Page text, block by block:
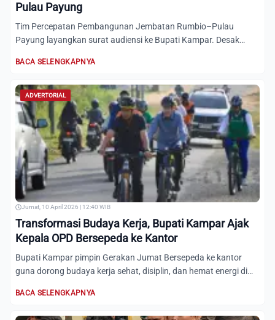
Pulau Payung
Tim Percepatan Pembangunan Jembatan Rumbio–Pulau
Payung layangkan surat audiensi ke Bupati Kampar. Desak
BACA SELENGKAPNYA
ADVERTORIAL
Jumat, 10 April 2026 | 12:40 WIB
Transformasi Budaya Kerja, Bupati Kampar Ajak
Kepala OPD Bersepeda ke Kantor
Bupati Kampar pimpin Gerakan Jumat Bersepeda ke kantor
guna dorong budaya kerja sehat, disiplin, dan hemat energi di
BACA SELENGKAPNYA